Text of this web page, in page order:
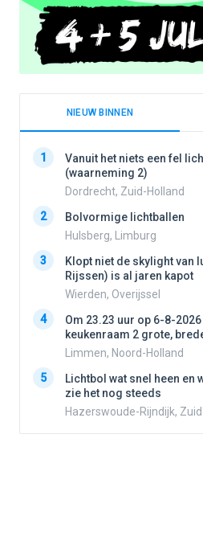
NIEUW BINNEN
1
Vanuit het niets een fel
(waarneming 2)
Dordrecht, Zuid-Holland
2
Bolvormige lichtballen
Hulsberg, Limburg
3
Klopt niet de skylight van
Rijssen) is al jaren kapot
Wierden, Overijssel
4
Om 23.23 uur op 6-8-
keukenraam 2 grote,
Limmen, Noord-Holland
5
Lichtbol wat snel heen en
zie het nog steeds
Hazerswoude-Rijndijk,